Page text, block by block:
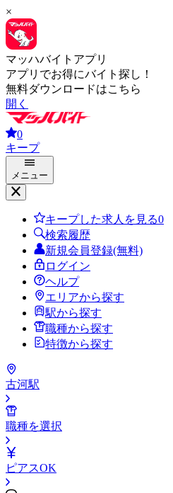
×
マッハバイトアプリ
アプリでお得にバイト探し！
無料ダウンロードはこちら
開く
0
キープ
メニュー
キープした求人を見る0
検索履歴
新規会員登録(無料)
ログイン
ヘルプ
エリアから探す
駅から探す
職種から探す
特徴から探す
古河駅
職種を選択
ピアスOK